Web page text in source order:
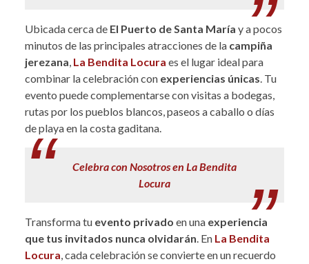
Ubicada cerca de El Puerto de Santa María y a pocos
minutos de las principales atracciones de la campiña
jerezana, La Bendita Locura es el lugar ideal para
combinar la celebración con experiencias únicas. Tu
evento puede complementarse con visitas a bodegas,
rutas por los pueblos blancos, paseos a caballo o días
de playa en la costa gaditana.
Celebra con Nosotros en La Bendita
Locura
Transforma tu evento privado en una experiencia
que tus invitados nunca olvidarán. En La Bendita
Locura, cada celebración se convierte en un recuerdo